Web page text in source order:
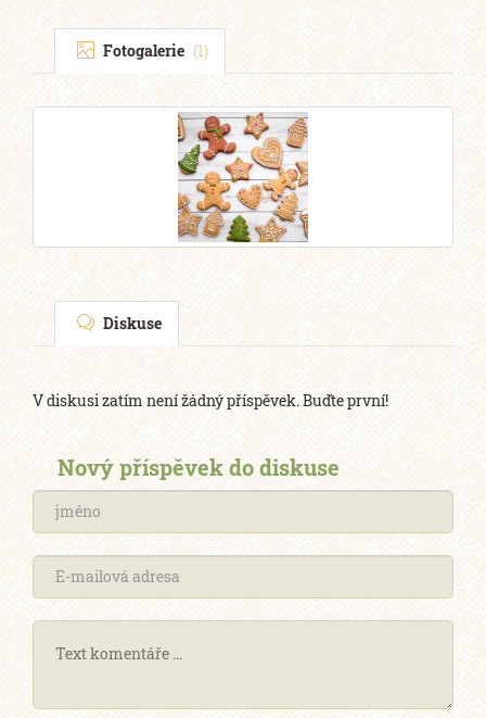
Fotogalerie (1)
Diskuse
V diskusi zatím není žádný příspěvek. Buďte první!
Nový příspěvek do diskuse